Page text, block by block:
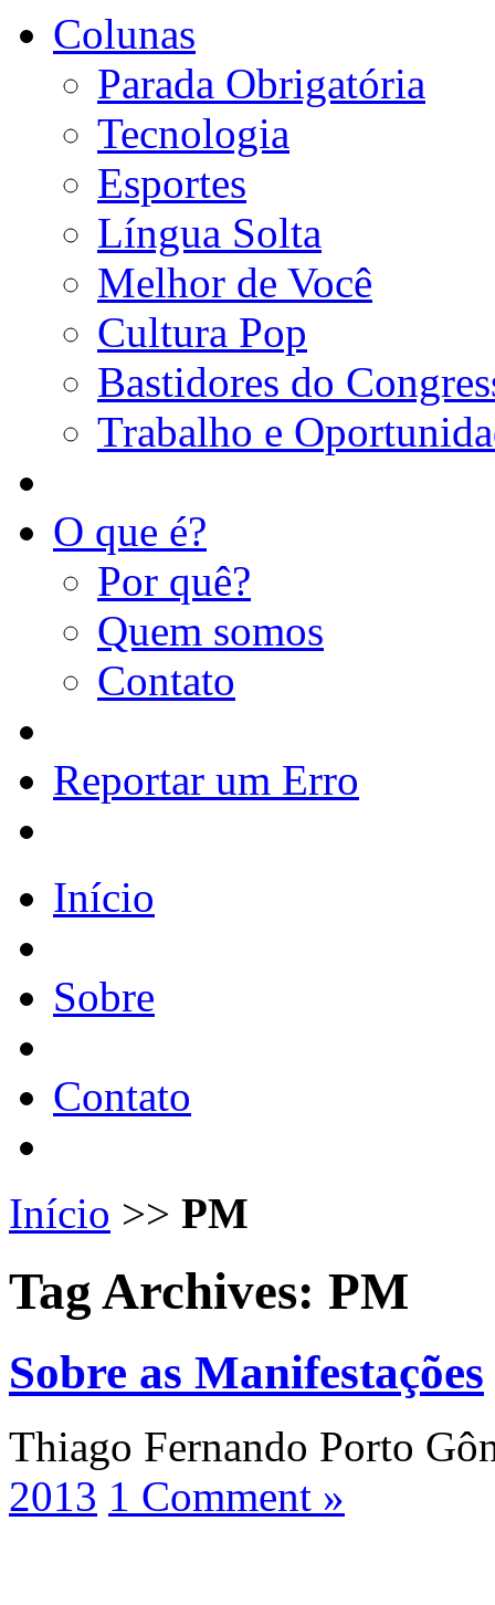
Colunas
Parada Obrigatória
Tecnologia
Esportes
Língua Solta
Melhor de Você
Cultura Pop
Bastidores do
Trabalho e
O que é?
Por quê?
Quem somos
Contato
Reportar um Erro
Início
Sobre
Contato
Início >> PM
Tag Archives: PM
Sobre as Manifestações
Thiago Fernando Porto
2013 1 Comment »